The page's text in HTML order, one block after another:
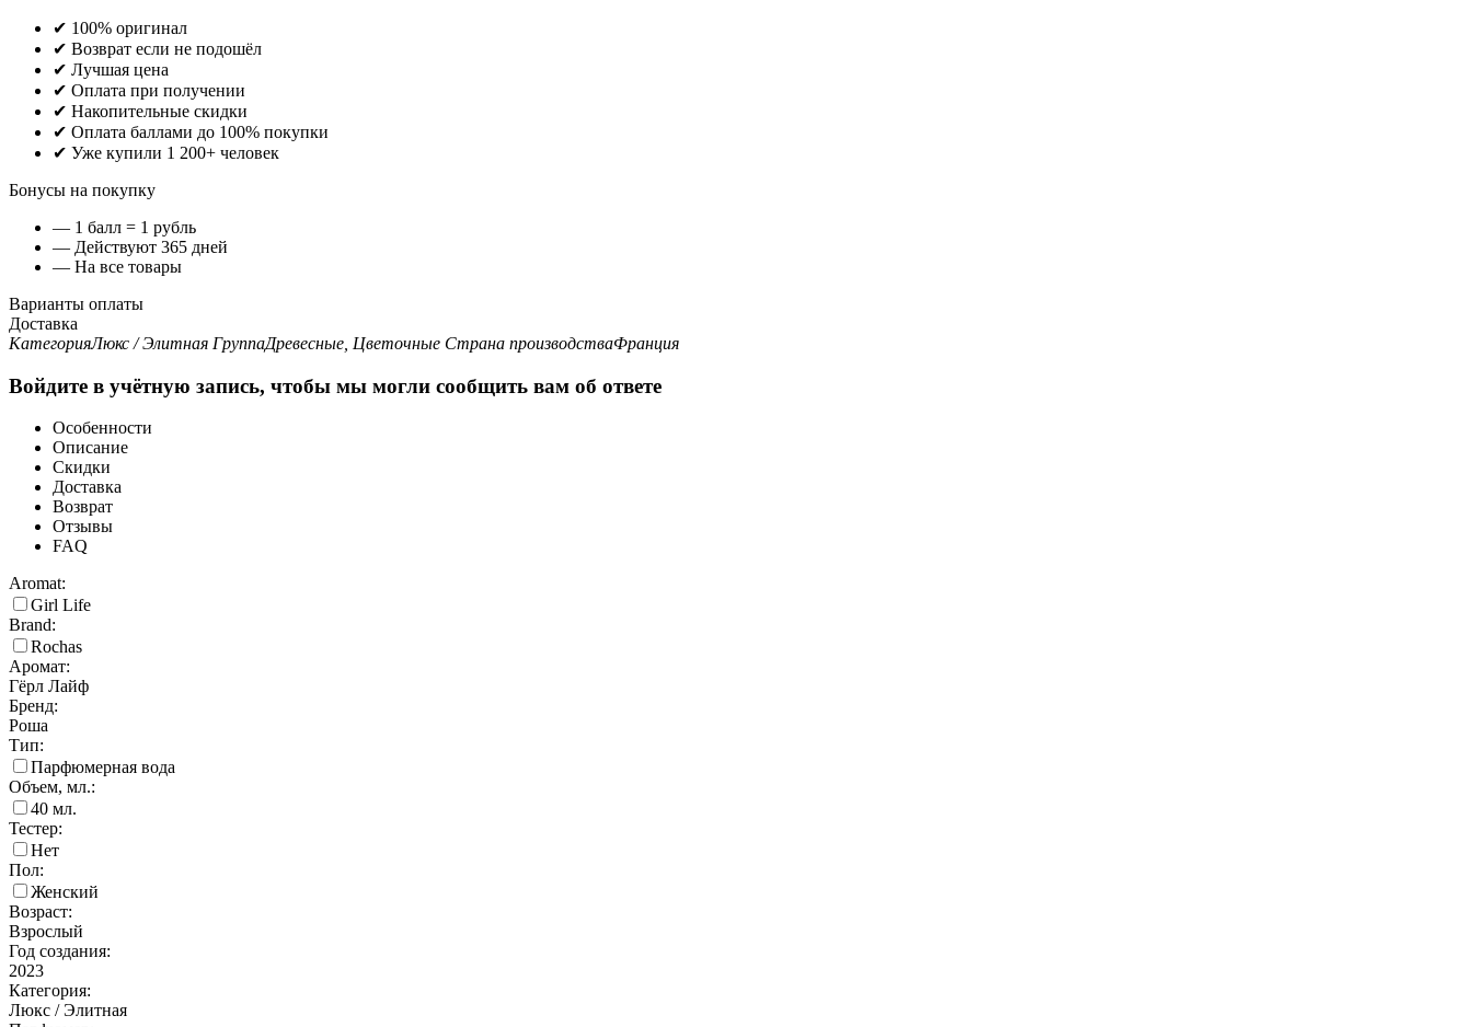
✔ 100% оригинал
✔ Возврат если не подошёл
✔ Лучшая цена
✔ Оплата при получении
✔ Накопительные скидки
✔ Оплата баллами до 100% покупки
✔ Уже купили 1 200+ человек
Бонусы на покупку
— 1 балл = 1 рубль
— Действуют 365 дней
— На все товары
Варианты оплаты
Доставка
КатегорияЛюкс / Элитная ГруппаДревесные, Цветочные Страна производстваФранция
Войдите в учётную запись, чтобы мы могли сообщить вам об ответе
Особенности
Описание
Скидки
Доставка
Возврат
Отзывы
FAQ
Aromat:
Girl Life
Brand:
Rochas
Аромат:
Гёрл Лайф
Бренд:
Роша
Тип:
Парфюмерная вода
Объем, мл.:
40 мл.
Тестер:
Нет
Пол:
Женский
Возраст:
Взрослый
Год создания:
2023
Категория:
Люкс / Элитная